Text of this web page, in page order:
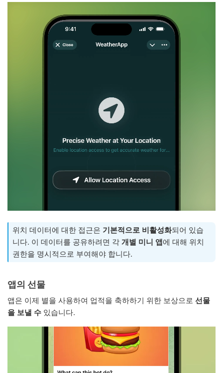
위치 데이터에 대한 접근은 기본적으로 비활성화되어 있습
니다. 이 데이터를 공유하려면 각 개별 미니 앱에 대해 위치
권한을 명시적으로 부여해야 합니다.
앱의 선물
앱은 이제 별을 사용하여 업적을 축하하기 위한 보상으로 선물
을 보낼 수 있습니다.